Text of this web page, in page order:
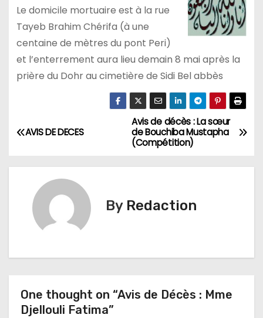
Le domicile mortuaire est à la rue
Tayeb Brahim Chérifa (à une
centaine de mètres du pont Peri)
et l’enterrement aura lieu demain 8 mai après la
prière du Dohr au cimetière de Sidi Bel abbès
N
Avis de décès : La sœur
de Bouchiba Mustapha
(Compétition)
AVIS DE DECES
By Redaction
One thought on “Avis de Décès : Mme
Djellouli Fatima”